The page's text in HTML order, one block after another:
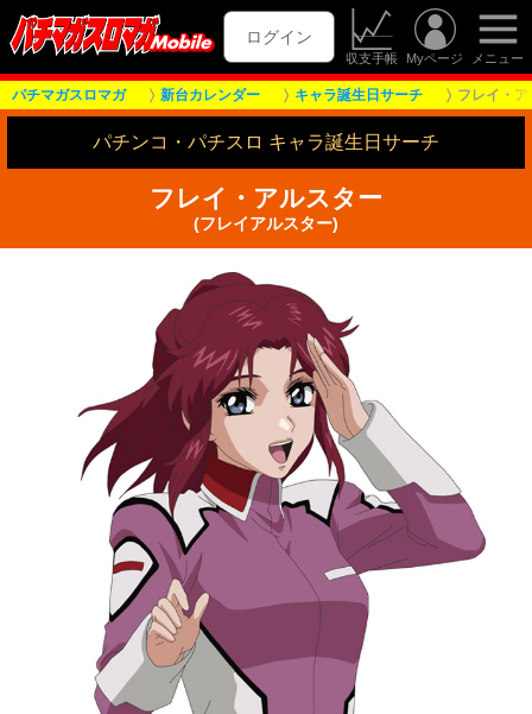
ログイン
収支手帳 Myページ メニュー
パチマガスロマガ 新台カレンダー キャラ誕生日サーチ フレイ・
パチンコ・パチスロ キャラ誕生日サーチ
フレイ・アルスター
(フレイアルスター)